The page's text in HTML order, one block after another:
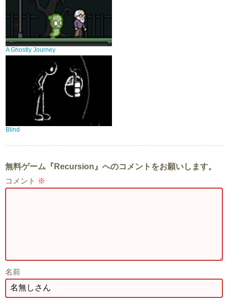
A Ghostly Journey
Blind
無料ゲーム『Recursion』へのコメントをお願いします。
コメント ※
名前